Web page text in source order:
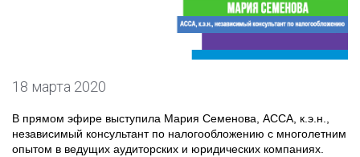
18 марта 2020
В прямом эфире выступила Мария Семенова, ACCA, к.э.н.,
независимый консультант по налогообложению с многолетним
опытом в ведущих аудиторских и юридических компаниях.